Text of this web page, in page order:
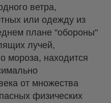
ветра,
или одежду из
плане "обороны"
лучей,
мороза, находится
от множества
физических